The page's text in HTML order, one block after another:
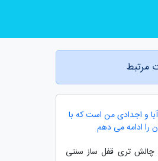
مرتبط
و اجدادی من است که با
را ادامه می دهم
تری قفل ساز سنتی